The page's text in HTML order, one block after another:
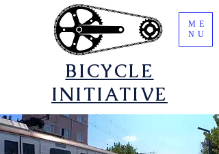
​BICYCLE
INITIATIVE
ME
NU